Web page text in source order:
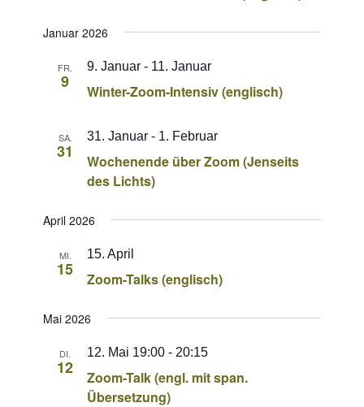
Januar 2026
FR.
9 Winter-Zoom-Intensiv (englisch)
9. Januar - 11. Januar
SA.
31
Wochenende über Zoom (Jenseits
des Lichts)
31. Januar - 1. Februar
April 2026
MI.
15 Zoom-Talks (englisch)
15. April
Mai 2026
DI.
12
Zoom-Talk (engl. mit span.
Übersetzung)
12. Mai 19:00 - 20:15